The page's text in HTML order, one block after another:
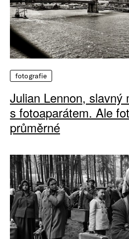
fotografie
Julian Lennon, slavný
s fotoaparátem. Ale
průměrné